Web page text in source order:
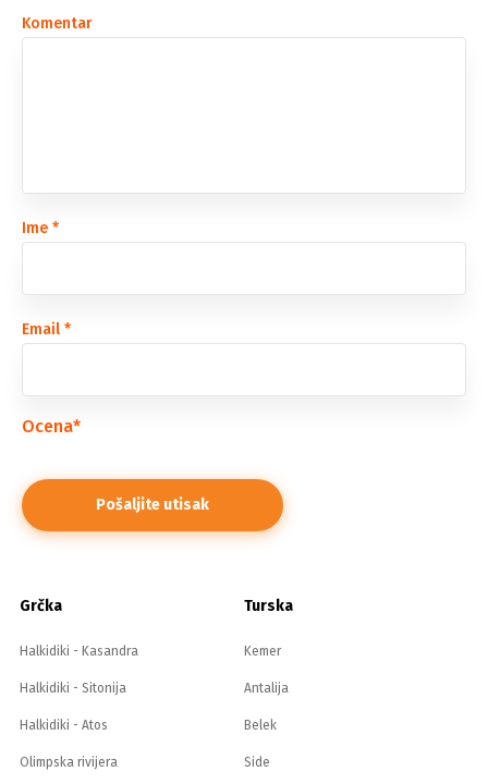
Komentar
Ime *
Email *
Ocena*
Grčka
Halkidiki - Kasandra
Halkidiki - Sitonija
Halkidiki - Atos
Olimpska rivijera
Turska
Kemer
Antalija
Belek
Side